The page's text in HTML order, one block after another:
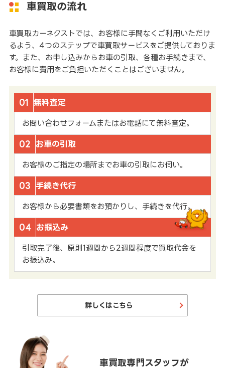
車買取の流れ
車買取カーネクストでは、お客様に手間なくご利用いただけ
るよう、4つのステップで車買取サービスをご提供しておりま
す。また、お申し込みからお車の引取、各種お手続きまで、
お客様に費用をご負担いただくことはございません。
01 無料査定
お問い合わせフォームまたはお電話にて無料査定。
02 お車の引取
お客様のご指定の場所までお車の引取にお伺い。
03 手続き代行
お客様から必要書類をお預かりし、手続きを代行。
04 お振込み
引取完了後、原則1週間から2週間程度で買取代金を
お振込み。
詳しくはこちら
車買取専門スタッフが